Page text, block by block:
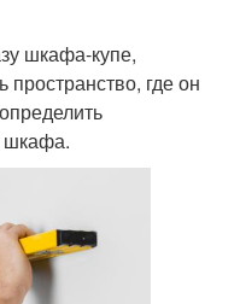
шкафа-купе,
где он
шкафа.